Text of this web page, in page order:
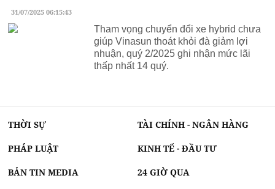
31/07/2025 06:15:43
Tham vọng chuyển đổi xe hybrid chưa
giúp Vinasun thoát khỏi đà giảm lợi
nhuận, quý 2/2025 ghi nhận mức lãi
thấp nhất 14 quý.
THỜI SỰ TÀI CHÍNH - NGÂN HÀNG
PHÁP LUẬT KINH TẾ - ĐẦU TƯ
BẢN TIN MEDIA 24 GIỜ QUA